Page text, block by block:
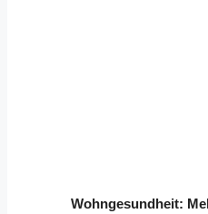
Wohngesundheit: